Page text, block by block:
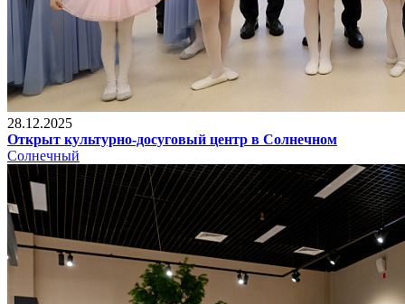
28.12.2025
Открыт культурно-досуговый центр в Солнечном
Солнечный